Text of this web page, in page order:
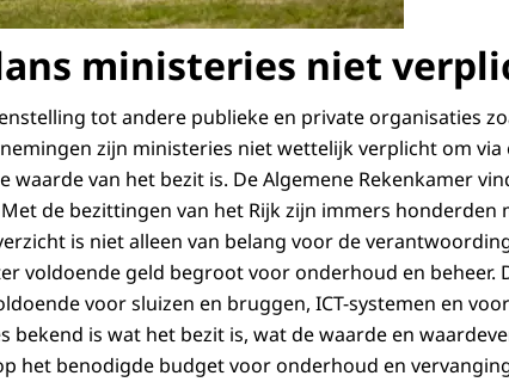
ministeries niet
tot andere publieke en private organisaties
zijn ministeries niet wettelijk verplicht om
waarde van het bezit is. De Algemene Rekenkamer
de bezittingen van het Rijk zijn immers honderden
is niet alleen van belang voor de
voldoende geld begroot voor onderhoud en beheer.
voor sluizen en bruggen, ICT-systemen en
bekend is wat het bezit is, wat de waarde en
het benodigde budget voor onderhoud en